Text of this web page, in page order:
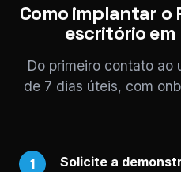
Como implantar o
escritório
Do primeiro contato ao
de 7 dias úteis, com
1 Solicite a